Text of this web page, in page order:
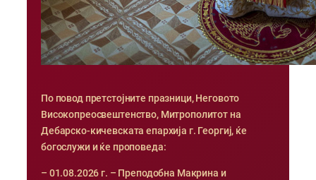
По повод претстојните празници, Неговото
Високопреосвештенство, Митрополитот на
Дебарско-кичевската епархија г. Георгиј, ќе
богослужи и ќе проповеда:
– 01.08.2026 г. – Преподобна Макрина и